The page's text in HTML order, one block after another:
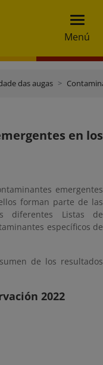
Menú
das augas
en los
emergentes
forman parte de las
diferentes Listas de
específicos de
de los resultados
2022